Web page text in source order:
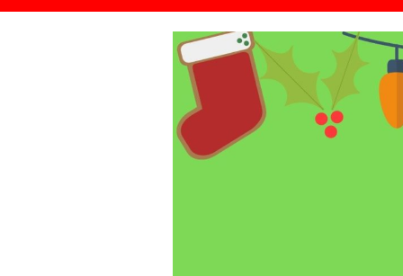
Online